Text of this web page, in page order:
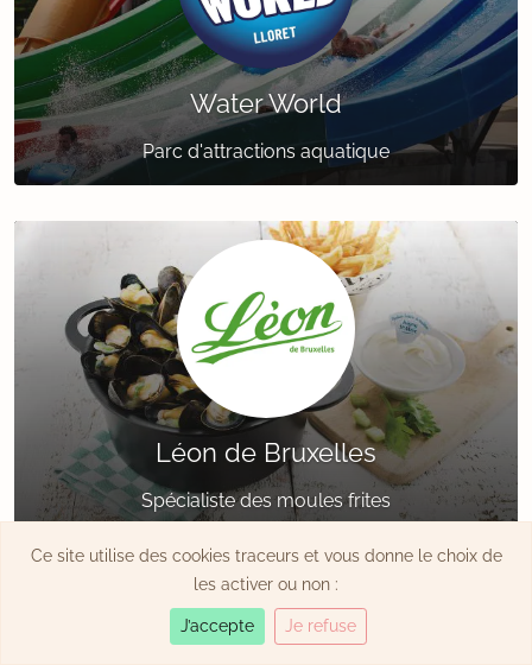
Water World
Parc d'attractions aquatique
Léon de Bruxelles
Spécialiste des moules frites
Ce site utilise des cookies traceurs et vous donne le choix de
les activer ou non :
J’accepte Je refuse